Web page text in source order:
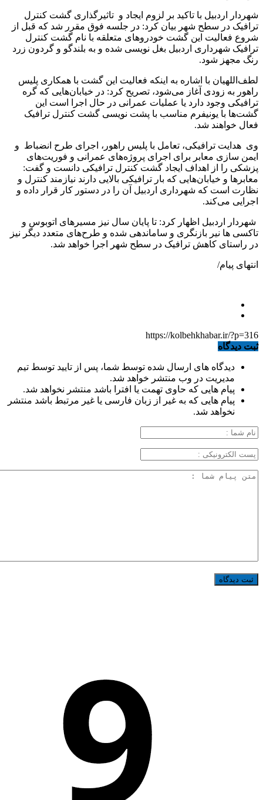
شهردار اردبیل با تاکید بر لزوم ایجاد و تاثیرگذاری گشت کنترل
ترافیک در سطح شهر بیان کرد: در جلسه فوق مقرر شد که قبل از
شروع فعالیت این گشت خودروهای متعلقه با نام گشت کنترل
ترافیک شهرداری اردبیل بغل نویسی شده و به بلندگو و گردون زرد
رنگ مجهز شود.
لطف‌اللهیان با اشاره به اینکه فعالیت این گشت با همکاری پلیس
راهور به زودی آغاز می‌شود، تصریح کرد: در خیابان‌هایی که گره
ترافیکی وجود دارد یا عملیات عمرانی در حال اجرا است این
گشت‌ها با یونیفرم مناسب با پشت نویسی گشت کنترل ترافیک
فعال خواهند شد.
وی هدایت ترافیکی، تعامل با پلیس راهور، اجرای طرح انضباط و
ایمن سازی معابر برای اجرای پروژه‌های عمرانی و فوریت‌های
پزشکی را از اهداف ایجاد گشت کنترل ترافیکی دانست و گفت:
معابرها و خیابان‌هایی که بار ترافیکی بالایی دارند نیازمند کنترل و
نظارت است که شهرداری اردبیل آن را در دستور کار قرار داده و
اجرایی می‌کند.
شهردار اردبیل اظهار کرد: تا پایان سال نیز مسیرهای اتوبوس و
تاکسی ها نیر بازنگری و ساماندهی شده و طرح‌های متعدد دیگر نیز
در راستای کاهش ترافیک در سطح شهر اجرا خواهد شد.
انتهای پیام/
https://kolbehkhabar.ir/?p=316
ثبت دیدگاه
دیدگاه های ارسال شده توسط شما، پس از تایید توسط تیم
مدیریت در وب منتشر خواهد شد.
پیام هایی که حاوی تهمت یا افترا باشد منتشر نخواهد شد.
پیام هایی که به غیر از زبان فارسی یا غیر مرتبط باشد منتشر
نخواهد شد.